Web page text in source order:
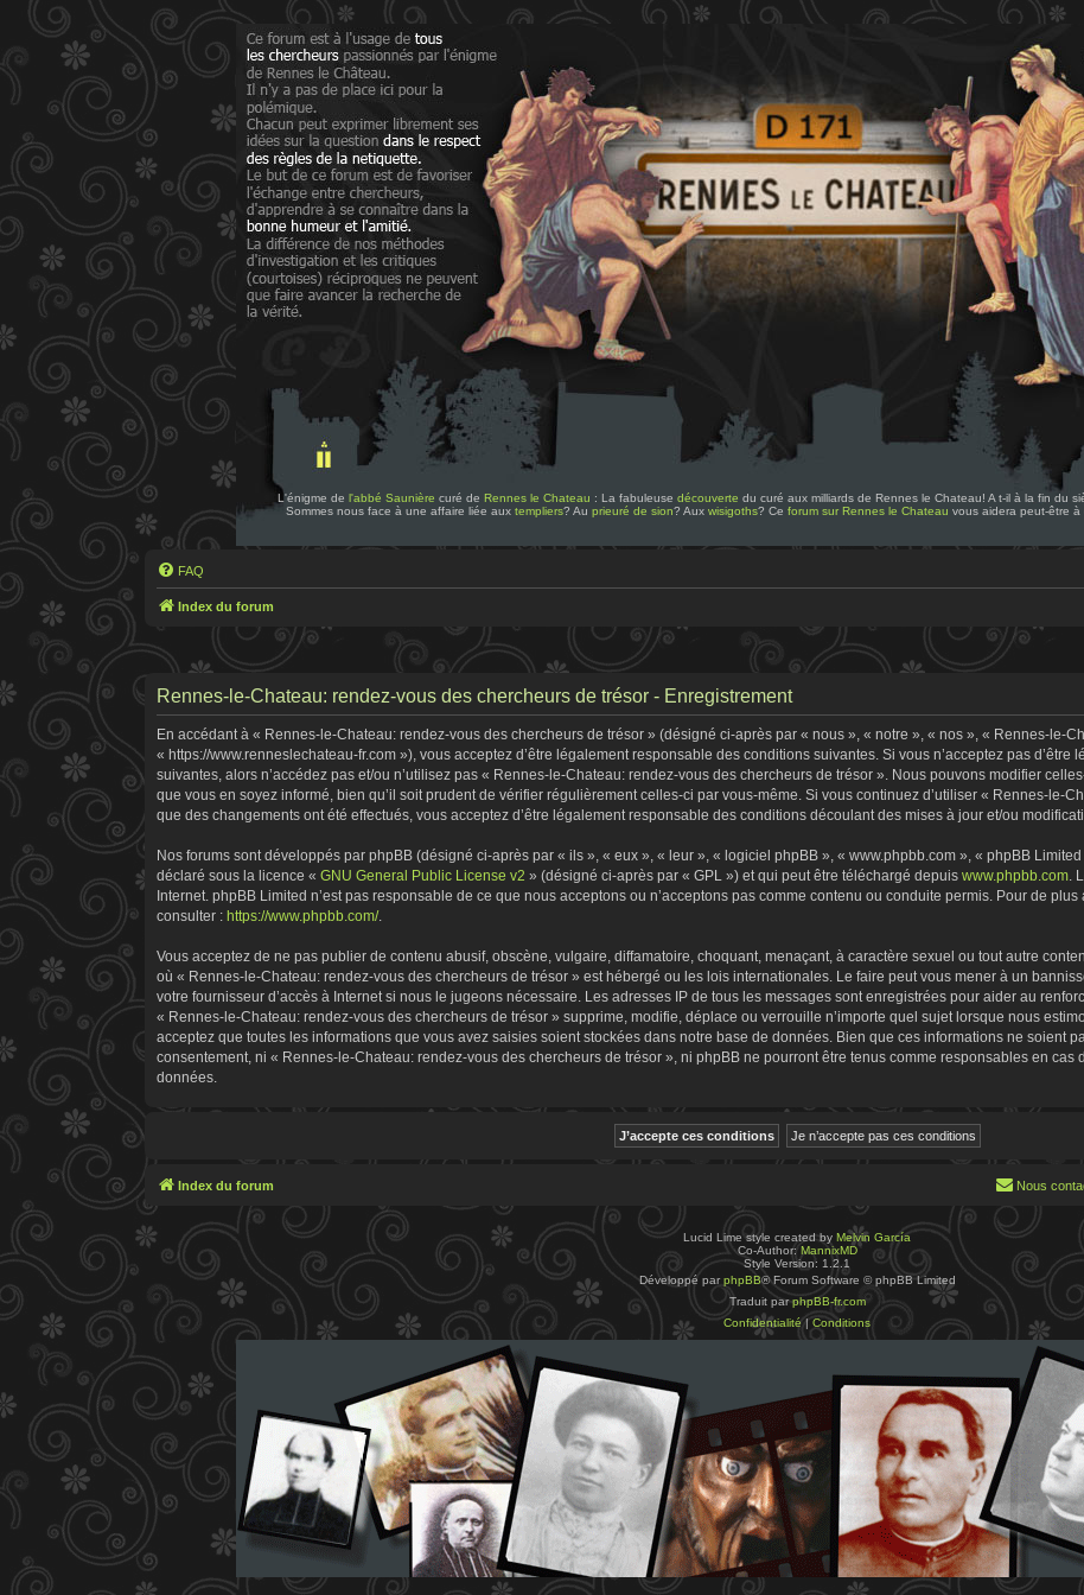
L'énigme de l'abbé Saunière curé de Rennes le Chateau : La fabuleuse découverte du curé aux milliards de Rennes le Chateau! A t-il à la fin du
Sommes nous face à une affaire liée aux templiers? Au prieuré de sion? Aux wisigoths? Ce forum sur Rennes le Chateau vous aidera peut-être
FAQ
Index du forum
Rennes-le-Chateau: rendez-vous des chercheurs de trésor - Enregistrement
En accédant à « Rennes-le-Chateau: rendez-vous des chercheurs de trésor » (désigné ci-après par « nous », « notre », « nos », « Rennes-le-
« https://www.renneslechateau-fr.com »), vous acceptez d’être légalement responsable des conditions suivantes. Si vous n’acceptez pas
suivantes, alors n’accédez pas et/ou n’utilisez pas « Rennes-le-Chateau: rendez-vous des chercheurs de trésor ». Nous pouvons modifier
que vous en soyez informé, bien qu’il soit prudent de vérifier régulièrement celles-ci par vous-même. Si vous continuez d’utiliser « Rennes-le-
que des changements ont été effectués, vous acceptez d’être légalement responsable des conditions découlant des mises à jour et/ou
Nos forums sont développés par phpBB (désigné ci-après par « ils », « eux », « leur », « logiciel phpBB », « www.phpbb.com », « phpBB
déclaré sous la licence « GNU General Public License v2 » (désigné ci-après par « GPL ») et qui peut être téléchargé depuis www.phpbb.com .
Internet. phpBB Limited n’est pas responsable de ce que nous acceptons ou n’acceptons pas comme contenu ou conduite permis. Pour de
consulter : https://www.phpbb.com/.
Vous acceptez de ne pas publier de contenu abusif, obscène, vulgaire, diffamatoire, choquant, menaçant, à caractère sexuel ou tout autre
où « Rennes-le-Chateau: rendez-vous des chercheurs de trésor » est hébergé ou les lois internationales. Le faire peut vous mener à un
votre fournisseur d’accès à Internet si nous le jugeons nécessaire. Les adresses IP de tous les messages sont enregistrées pour aider au
« Rennes-le-Chateau: rendez-vous des chercheurs de trésor » supprime, modifie, déplace ou verrouille n’importe quel sujet lorsque nous
acceptez que toutes les informations que vous avez saisies soient stockées dans notre base de données. Bien que ces informations ne soient
consentement, ni « Rennes-le-Chateau: rendez-vous des chercheurs de trésor », ni phpBB ne pourront être tenus comme responsables en cas
données.
Index du forum Nous
Lucid Lime style created by Melvin García
Co-Author:MannixMD
Style Version: 1.2.1
Développé parphpBB® Forum Software © phpBB Limited
Traduit parphpBB-fr.com
Confidentialité |Conditions